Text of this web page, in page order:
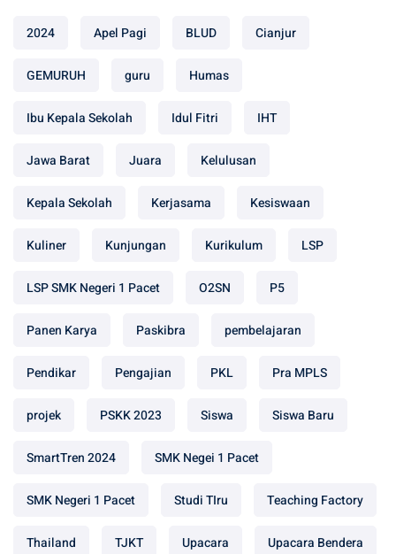
2024 Apel Pagi BLUD Cianjur
GEMURUH guru Humas
Ibu Kepala Sekolah Idul Fitri IHT
Jawa Barat Juara Kelulusan
Kepala Sekolah Kerjasama Kesiswaan
Kuliner Kunjungan Kurikulum LSP
LSP SMK Negeri 1 Pacet O2SN P5
Panen Karya Paskibra pembelajaran
Pendikar Pengajian PKL Pra MPLS
projek PSKK 2023 Siswa Siswa Baru
SmartTren 2024 SMK Negei 1 Pacet
SMK Negeri 1 Pacet Studi TIru Teaching Factory
Thailand TJKT Upacara Upacara Bendera